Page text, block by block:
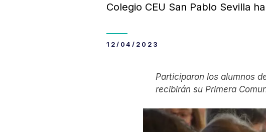
Colegio CEU San Pablo Sevilla
12/04/2023
Participaron los alumnos
recibirán su Primera